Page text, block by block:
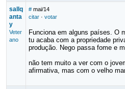
sallq
anta
y
Veter
ano
# mai/14
citar· votar
Funciona em alguns países. O
tu acaba com a propriedade
produção. Nego passa fome e
não tem muito a ver com o
afirmativa, mas com o velho